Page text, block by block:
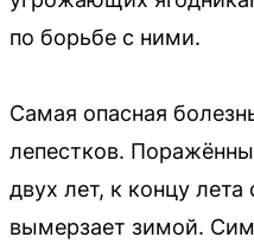
по борьбе с ними.
Самая опасная
лепестков.
двух лет, к концу
вымерзает зимой.